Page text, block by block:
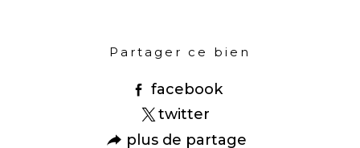
Partager ce bien
facebook
twitter
plus de partage